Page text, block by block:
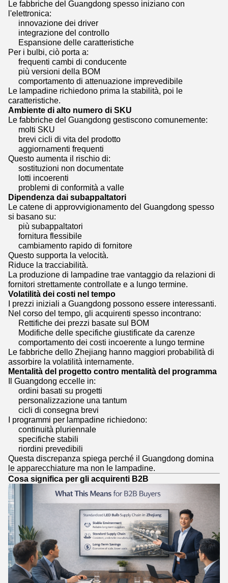
Le fabbriche del Guangdong spesso iniziano con
l'elettronica:
innovazione dei driver
integrazione del controllo
Espansione delle caratteristiche
Per i bulbi, ciò porta a:
frequenti cambi di conducente
più versioni della BOM
comportamento di attenuazione imprevedibile
Le lampadine richiedono prima la stabilità, poi le
caratteristiche.
Ambiente di alto numero di SKU
Le fabbriche del Guangdong gestiscono comunemente:
molti SKU
brevi cicli di vita del prodotto
aggiornamenti frequenti
Questo aumenta il rischio di:
sostituzioni non documentate
lotti incoerenti
problemi di conformità a valle
Dipendenza dai subappaltatori
Le catene di approvvigionamento del Guangdong spesso
si basano su:
più subappaltatori
fornitura flessibile
cambiamento rapido di fornitore
Questo supporta la velocità.
Riduce la tracciabilità.
La produzione di lampadine trae vantaggio da relazioni di
fornitori strettamente controllate e a lungo termine.
Volatilità dei costi nel tempo
I prezzi iniziali a Guangdong possono essere interessanti.
Nel corso del tempo, gli acquirenti spesso incontrano:
Rettifiche dei prezzi basate sul BOM
Modifiche delle specifiche giustificate da carenze
comportamento dei costi incoerente a lungo termine
Le fabbriche dello Zhejiang hanno maggiori probabilità di
assorbire la volatilità internamente.
Mentalità del progetto contro mentalità del programma
Il Guangdong eccelle in:
ordini basati su progetti
personalizzazione una tantum
cicli di consegna brevi
I programmi per lampadine richiedono:
continuità pluriennale
specifiche stabili
riordini prevedibili
Questa discrepanza spiega perché il Guangdong domina
le apparecchiature ma non le lampadine.
Cosa significa per gli acquirenti B2B